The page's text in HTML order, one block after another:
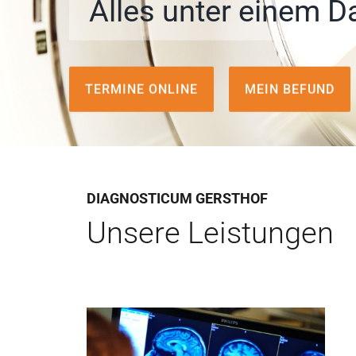
Alles unter einem
TERMINE ONLINE MEIN BEFUND
DIAGNOSTICUM GERSTHOF
Unsere Leistungen